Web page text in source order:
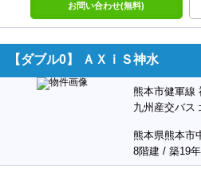
お問い合わせ(無料)
【ダブル0】 ＡＸｉＳ神水
熊本市健軍線
九州産交バス
熊本県熊本市
8階建 / 築19年